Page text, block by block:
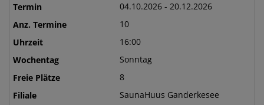
04.10.2026 - 20.12.2026
10
16:00
Sonntag
8
SaunaHuus Ganderkesee